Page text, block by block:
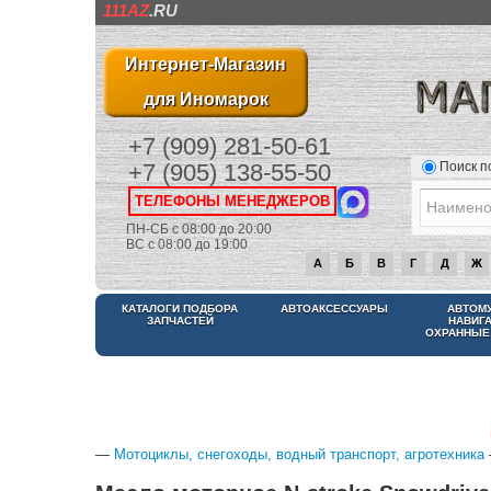
111AZ.RU
Интернет-Магазин
для Иномарок
+7 (909) 281-50-61
+7 (905) 138-55-50
ТЕЛЕФОНЫ МЕНЕДЖЕРОВ
ПН-СБ с 08:00 до 20:00
ВС с 08:00 до 19:00
Поиск
А Б В Г Д Ж
КАТАЛОГИ ПОДБОРА
ЗАПЧАСТЕЙ
АВТОАКСЕССУАРЫ
— Мотоциклы, снегоходы, водный транспорт, агротехника